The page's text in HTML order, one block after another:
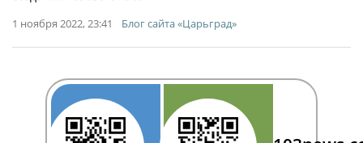
1 ноября 2022, 23:41 Блог сайта «Царьград»